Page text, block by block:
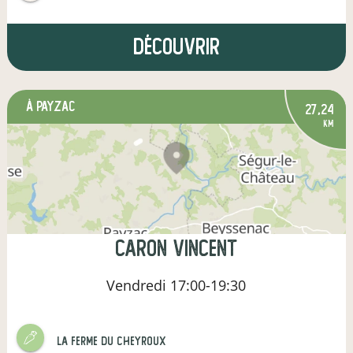
Découvrir
à Payzac 27,24
km
Caron Vincent
Vendredi 17:00-19:30
La ferme du Cheyroux